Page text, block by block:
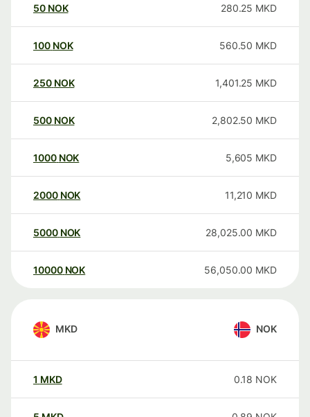
50 NOK 280.25 MKD
100 NOK 560.50 MKD
250 NOK 1,401.25 MKD
500 NOK 2,802.50 MKD
1000 NOK 5,605 MKD
2000 NOK 11,210 MKD
5000 NOK 28,025.00 MKD
10000 NOK 56,050.00 MKD
MKD NOK
1 MKD 0.18 NOK